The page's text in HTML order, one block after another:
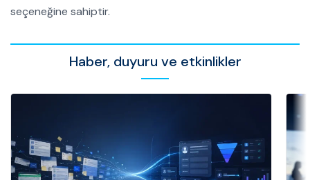
seçeneğine sahiptir.
Haber, duyuru ve etkinlikler